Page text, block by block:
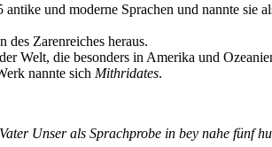
und moderne Sprachen und nannte sie
des Zarenreiches heraus.
Welt, die besonders in Amerika und
nannte sich Mithridates.
Unser als Sprachprobe in bey nahe fünf